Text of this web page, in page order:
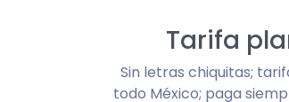
Tarifa
Sin letras chiquitas;
todo México; paga